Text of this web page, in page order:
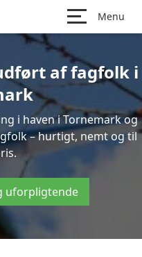
Menu
af fagfolk i
i haven i Tornemark og
– hurtigt, nemt og til
uforpligtende